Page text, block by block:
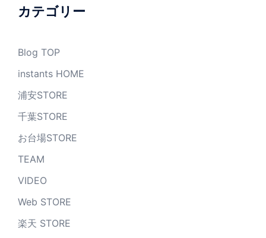
ブ
カテゴリー
Blog TOP
instants HOME
浦安STORE
千葉STORE
お台場STORE
TEAM
VIDEO
Web STORE
楽天 STORE